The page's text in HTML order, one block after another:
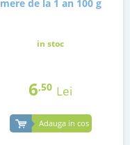
mere de la 1 an 100 g
in stoc
6,50 Lei
Adauga in cos